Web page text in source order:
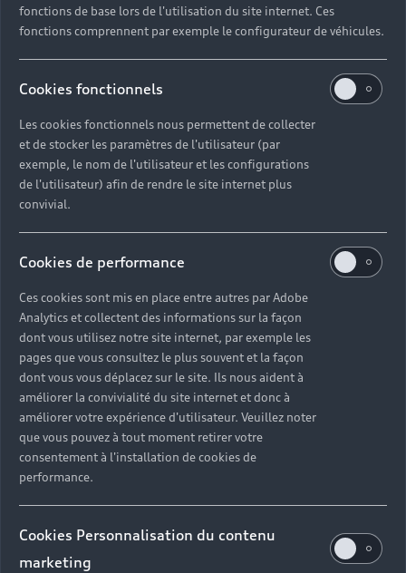
fonctions de base lors de l'utilisation du site internet. Ces
fonctions comprennent par exemple le configurateur de véhicules.
Cookies fonctionnels
Les cookies fonctionnels nous permettent de collecter
et de stocker les paramètres de l'utilisateur (par
exemple, le nom de l'utilisateur et les configurations
de l'utilisateur) afin de rendre le site internet plus
convivial.
Cookies de performance
Ces cookies sont mis en place entre autres par Adobe
Analytics et collectent des informations sur la façon
dont vous utilisez notre site internet, par exemple les
pages que vous consultez le plus souvent et la façon
dont vous vous déplacez sur le site. Ils nous aident à
améliorer la convivialité du site internet et donc à
améliorer votre expérience d'utilisateur. Veuillez noter
que vous pouvez à tout moment retirer votre
consentement à l'installation de cookies de
performance.
Cookies Personnalisation du contenu
marketing